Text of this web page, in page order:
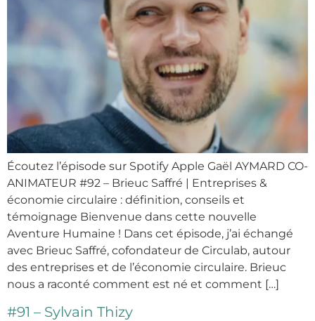
Écoutez l’épisode sur Spotify Apple Gaël AYMARD CO-
ANIMATEUR #92 – Brieuc Saffré | Entreprises &
économie circulaire : définition, conseils et
témoignage Bienvenue dans cette nouvelle
Aventure Humaine ! Dans cet épisode, j’ai échangé
avec Brieuc Saffré, cofondateur de Circulab, autour
des entreprises et de l’économie circulaire. Brieuc
nous a raconté comment est né et comment […]
#91 – Sylvain Thizy